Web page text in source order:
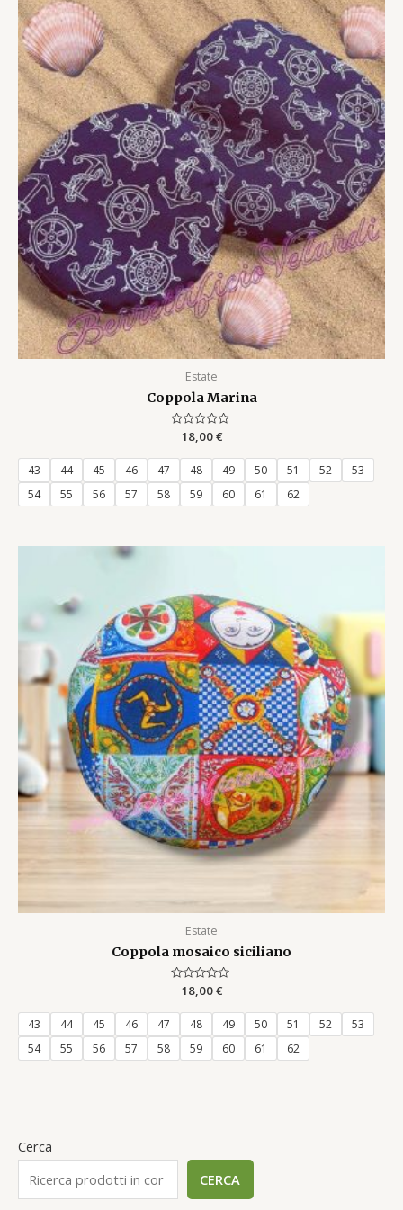
Cerca
CERCA
Estate
Coppola Marina
Rated
out
18,00€
43 44 45 46 47 48 49 50 51 52
53
54
55 56 57 58 59 60 61 62
Estate
Coppola mosaico siciliano
Rated
out
18,00€
43 44 45 46 47 48 49 50 51 52
53
54
55 56 57 58 59 60 61 62